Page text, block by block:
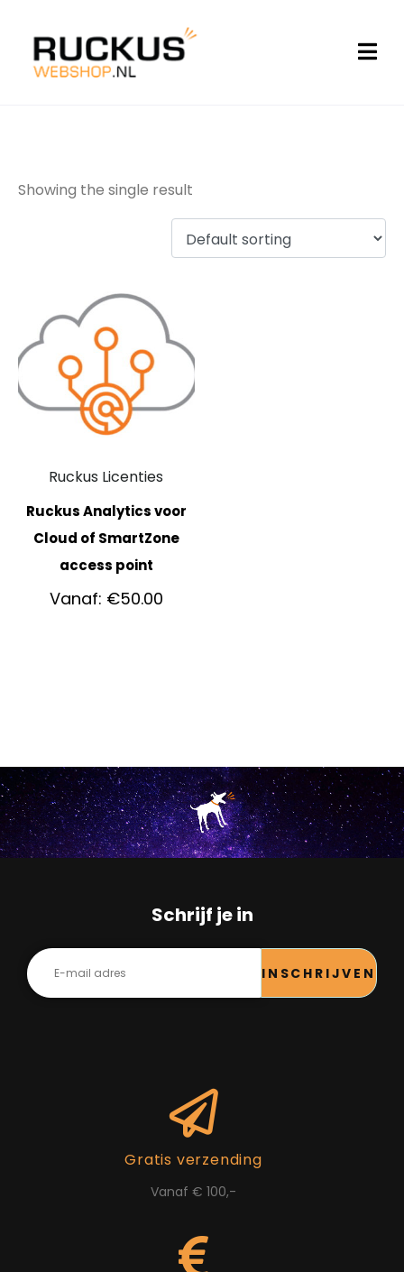
Showing the single result
Ruckus Licenties
Ruckus Analytics voor
Cloud of SmartZone
access point
Vanaf: €50.00
Schrijf je in
INSCHRIJVEN
Gratis verzending
Vanaf € 100,-